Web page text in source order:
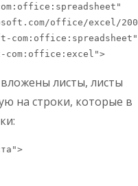
office/excel/
com:office:excel">
листы, листы
на строки, которые в